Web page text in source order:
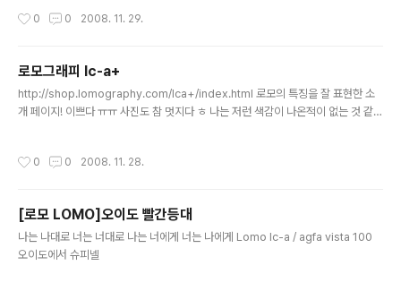
0 0 2008. 11. 29.
로모그래피 lc-a+
http://shop.lomography.com/lca+/index.html 로모의 특징을 잘 표현한 소
개 페이지! 이쁘다 ㅠㅠ 사진도 참 멋지다 ㅎ 나는 저런 색감이 나온적이 없는 것 같
0 0 2008. 11. 28.
[로모 LOMO]오이도 빨간등대
나는 나대로 너는 너대로 나는 너에게 너는 나에게 Lomo lc-a / agfa vista 100
오이도에서 슈피넬